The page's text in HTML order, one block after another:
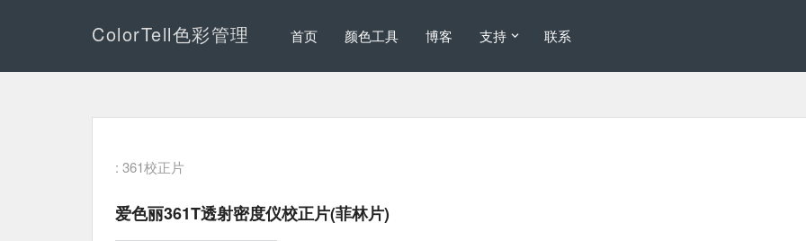
ColorTell色彩管理 首页 颜色工具 博客 支持 联系
: 361校正片
爱色丽361T透射密度仪校正片(菲林片)